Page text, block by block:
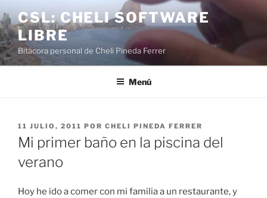
al
contenido
CSL: CHELI SOFTWARE
LIBRE
Bitácora personal de Cheli Pineda Ferrer
Menú
PUBLICADO
EL
11 JULIO, 2011 POR CHELI PINEDA FERRER
Mi primer baño en la piscina del
verano
Hoy he ido a comer con mi familia a un restaurante, y